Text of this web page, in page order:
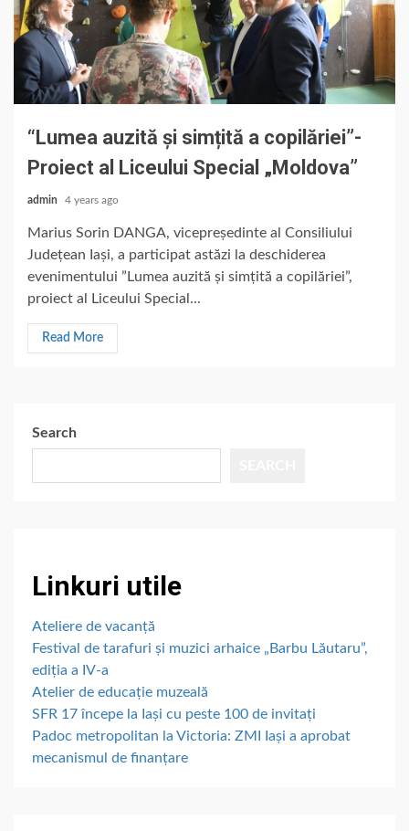
“Lumea auzită și simțită a copilăriei”-
Proiect al Liceului Special „Moldova”
admin 4 years ago
Marius Sorin DANGA, vicepreședinte al Consiliului
Județean Iași, a participat astăzi la deschiderea
evenimentului ”Lumea auzită și simțită a copilăriei”,
proiect al Liceului Special...
Read More
Search
Linkuri utile
Ateliere de vacanță
Festival de tarafuri și muzici arhaice „Barbu Lăutaru”,
ediția a IV-a
Atelier de educație muzeală
SFR 17 începe la Iași cu peste 100 de invitați
Padoc metropolitan la Victoria: ZMI Iași a aprobat
mecanismul de finanțare